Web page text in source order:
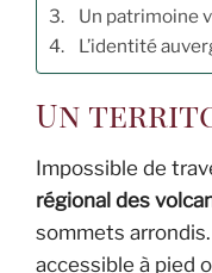
Un patrimoine
L’identité
Un
Impossible de
régional des
sommets
accessible à pied